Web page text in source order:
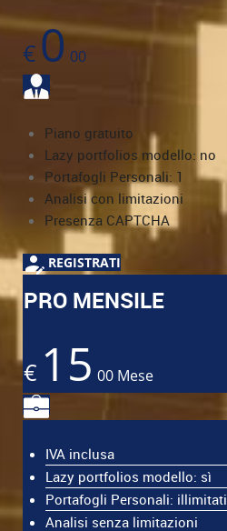
€0 00
Piano gratuito
Lazy portfolios modello: no
Portafogli Personali: 1
Analisi con limitazioni
Presenza CAPTCHA
REGISTRATI
PRO MENSILE
€ 15 00 Mese
IVA inclusa
Lazy portfolios modello: sì
Portafogli Personali: illimitati
Analisi senza limitazioni